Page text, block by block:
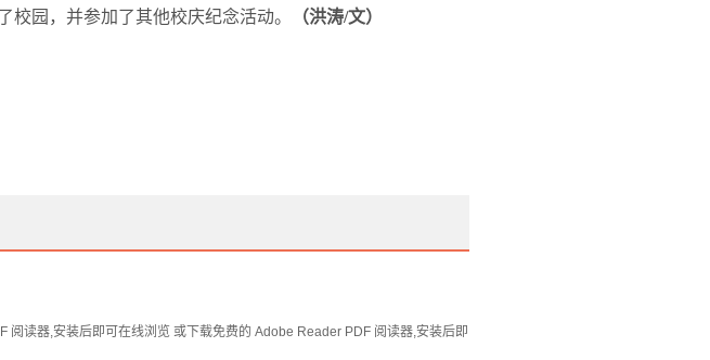
园，并参加了其他校庆纪念活动。 （洪涛/文）
读器,安装后即可在线浏览 或下载免费的 Adobe Reader PDF 阅读器,安装后即